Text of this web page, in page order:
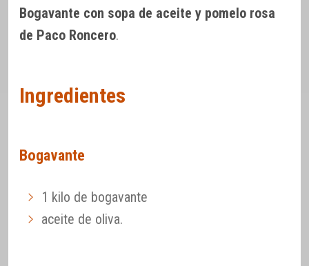
Bogavante con sopa de aceite y pomelo rosa
de Paco Roncero.
Ingredientes
Bogavante
1 kilo de bogavante
aceite de oliva.